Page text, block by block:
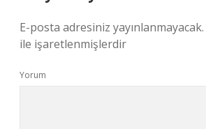
E-posta adresiniz yayınlanmayacak.
ile işaretlenmişlerdir
Yorum